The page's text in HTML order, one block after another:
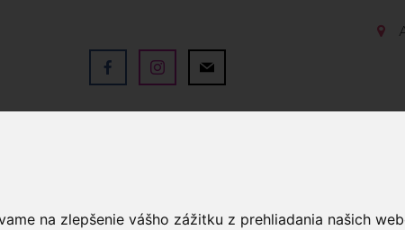
na zlepšenie vášho zážitku z prehliadania našich